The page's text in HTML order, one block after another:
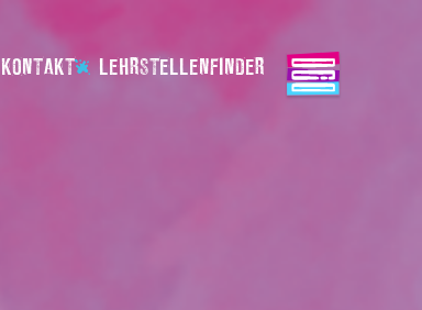
KONTAKT LEHRSTELLENFINDER